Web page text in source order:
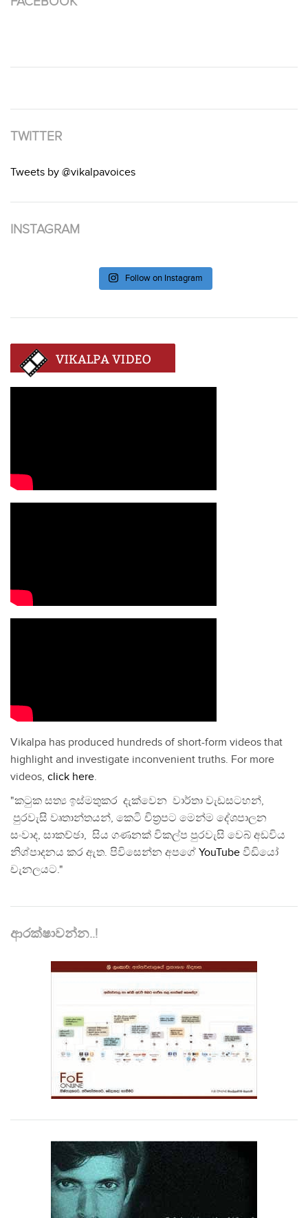
TWITTER
Tweets by @vikalpavoices
INSTAGRAM
Follow on Instagram
Vikalpa has produced hundreds of short-form videos that
highlight and investigate inconvenient truths. For more
videos, click here.
"කටුක සත්‍ය ඉස්මතුකර දැක්වෙන වාර්තා වැඩසටහන්,
පුරවැසි වෘතාන්තයන්, කෙටි චිත්‍රපට මෙන්ම දේශපාලන
සංවාද, සාකච්ඡා, සිය ගණනක් විකල්ප පුරවැසි වෙබ් අඩවිය
නිශ්පාදනය කර ඇත. පිවිසෙන්න අපගේ YouTube වීඩියෝ
චැනලයට."
ආරක්ෂාවන්න..!